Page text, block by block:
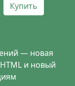
Купить
— новая
и новый